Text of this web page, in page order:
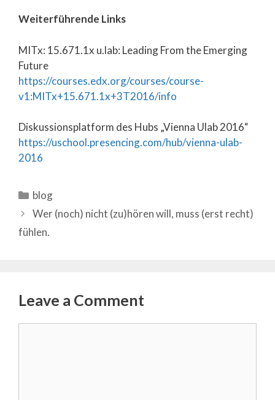
Weiterführende Links
MITx: 15.671.1x u.lab: Leading From the Emerging
Future
https://courses.edx.org/courses/course-
v1:MITx+15.671.1x+3T2016/info
Diskussionsplatform des Hubs „Vienna Ulab 2016“
https://uschool.presencing.com/hub/vienna-ulab-
2016
Categories
blog
Wer (noch) nicht (zu)hören will, muss (erst recht)
fühlen.
Leave a Comment